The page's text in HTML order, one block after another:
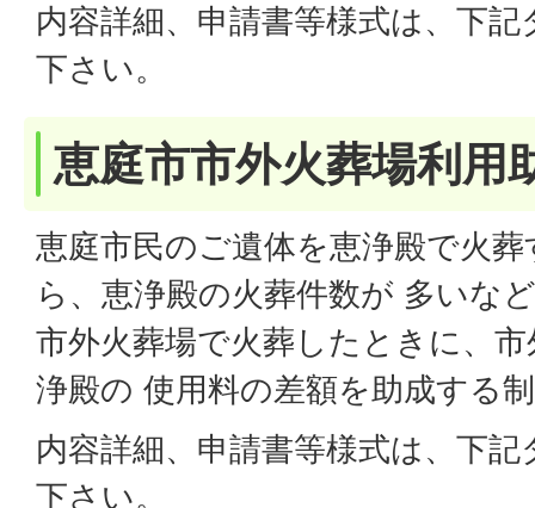
内容詳細、申請書等様式は、下
下さい。
恵庭市市外火葬場利用
恵庭市民のご遺体を恵浄殿で火
ら、恵浄殿の火葬件数が 多いな
市外火葬場で火葬したときに、
浄殿の 使用料の差額を助成する
内容詳細、申請書等様式は、下
下さい。